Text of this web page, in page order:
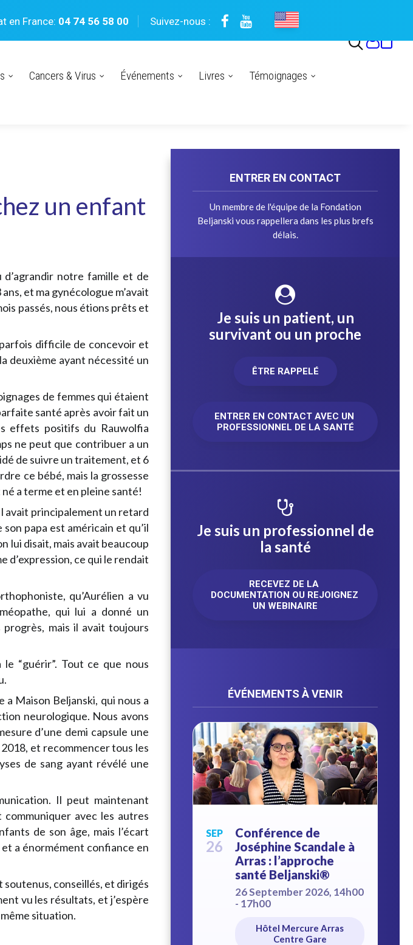
en France: 04 74 56 58 00 Suivez-nous :
Cancers & Virus Événements Livres
Témoignages
un enfant
notre famille et de
et ma gynécologue m’avait
passés, nous étions prêts et
difficile de concevoir et
deuxième ayant nécessité un
de femmes qui étaient
santé après avoir fait un
effets positifs du Rauwolfia
ne peut que contribuer a un
de suivre un traitement, et 6
ce bébé, mais la grossesse
a terme et en pleine santé!
avait principalement un retard
papa est américain et qu’il
lui disait, mais avait beaucoup
d’expression, ce qui le rendait
qu’Aurélien a vu
qui lui a donné un
mais il avait toujours
le “guérir”. Tout ce que nous
Maison Beljanski, qui nous a
neurologique. Nous avons
d’une demi capsule une
et recommencer tous les
de sang ayant révélé une
Il peut maintenant
avec les autres
de son âge, mais l’écart
et a énormément confiance en
conseillés, et dirigés
vu les résultats, et j’espère
situation.
ENTRER EN CONTACT
Un membre de l'équipe de la Fondation
Beljanski vous rappellera dans les plus brefs
délais.
Je suis un patient, un
survivant ou un proche
ÊTRE RAPPELÉ
ENTRER EN CONTACT AVEC UN
PROFESSIONNEL DE LA SANTÉ
Je suis un professionnel de
la santé
RECEVEZ DE LA
DOCUMENTATION OU REJOIGNEZ
UN WEBINAIRE
ÉVÉNEMENTS À VENIR
SEP
26
Conférence de
Joséphine Scandale à
Arras : l’approche
santé Beljanski®
26 September 2026, 14h00
- 17h00
Hôtel Mercure Arras
Centre Gare